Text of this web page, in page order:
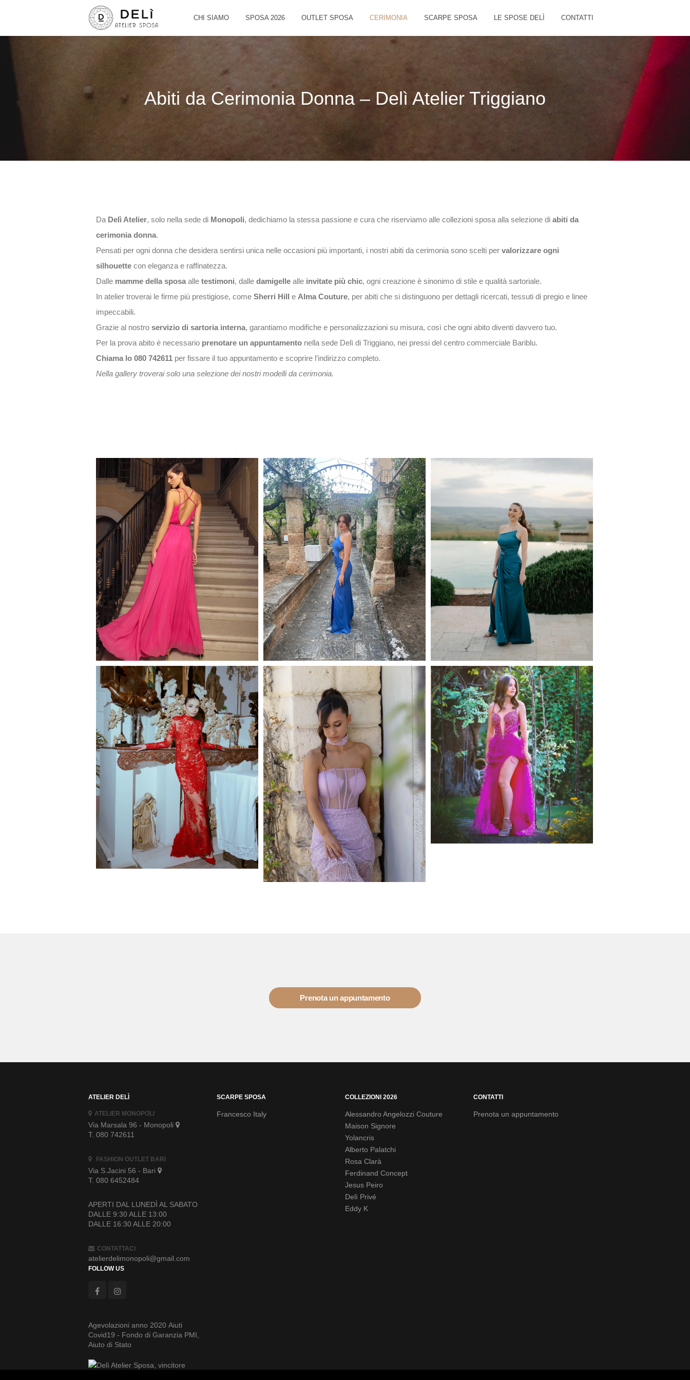
CHI SIAMO SPOSA 2026 OUTLET SPOSA CERIMONIA SCARPE SPOSA LE SPOSE DELÌ CONTATTI
Abiti da Cerimonia Donna – Delì Atelier Triggiano
Da Delì Atelier, solo nella sede di Monopoli, dedichiamo la stessa passione e cura che riserviamo alle collezioni sposa alla selezione di abiti da
cerimonia donna.
Pensati per ogni donna che desidera sentirsi unica nelle occasioni più importanti, i nostri abiti da cerimonia sono scelti per valorizzare ogni
silhouette con eleganza e raffinatezza.
Dalle mamme della sposa alle testimoni, dalle damigelle alle invitate più chic, ogni creazione è sinonimo di stile e qualità sartoriale.
In atelier troverai le firme più prestigiose, come Sherri Hill e Alma Couture, per abiti che si distinguono per dettagli ricercati, tessuti di pregio e linee
impeccabili.
Grazie al nostro servizio di sartoria interna, garantiamo modifiche e personalizzazioni su misura, così che ogni abito diventi davvero tuo.
Per la prova abito è necessario prenotare un appuntamento nella sede Delì di Triggiano, nei pressi del centro commerciale Bariblu.
Chiama lo 080 742611 per fissare il tuo appuntamento e scoprire l’indirizzo completo.
Nella gallery troverai solo una selezione dei nostri modelli da cerimonia.
Prenota un appuntamento
ATELIER DELÌ
ATELIER MONOPOLI
Via Marsala 96 - Monopoli
T. 080 742611
FASHION OUTLET BARI
Via S.Jacini 56 - Bari
T. 080 6452484
APERTI DAL LUNEDÌ AL SABATO
DALLE 9:30 ALLE 13:00
DALLE 16:30 ALLE 20:00
CONTATTACI
atelierdelimonopoli@gmail.com
SCARPE SPOSA
Francesco Italy
COLLEZIONI 2026
Alessandro Angelozzi Couture
Maison Signore
Yolancris
Alberto Palatchi
Rosa Clarà
Ferdinand Concept
Jesus Peiro
Delì Privé
Eddy K
CONTATTI
Prenota un appuntamento
FOLLOW US
Agevolazioni anno 2020 Aiuti
Covid19 - Fondo di Garanzia PMI,
Aiuto di Stato